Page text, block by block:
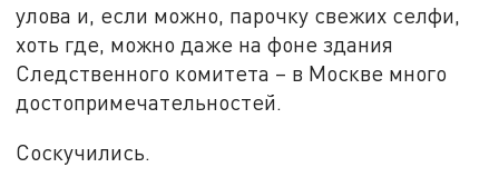
улова и, если можно, парочку свежих селфи,
хоть где, можно даже на фоне здания
Следственного комитета – в Москве много
достопримечательностей.
Соскучились.